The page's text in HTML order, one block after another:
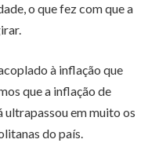
o que fez com que a
à inflação que
que a inflação de
ultrapassou em muito os
do país.